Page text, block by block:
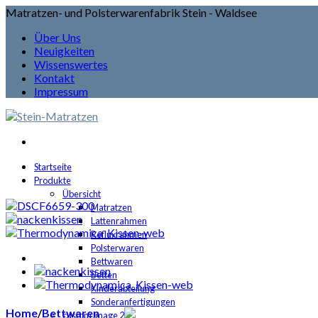
Matratzen- und Polsterwarenfabrik Stein - Waldsee
Über Uns
Neuigkeiten
Wissenswertes
Kontakt
Impressum
Startseite
Produkte
Übersicht
Matratzen
Lattenrahmen
Refluxrahmen
Polsterwaren
Bettwaren
Betten
Kinderabteilung
Sonderanfertigungen
custom image 2
Home/Bettwaren